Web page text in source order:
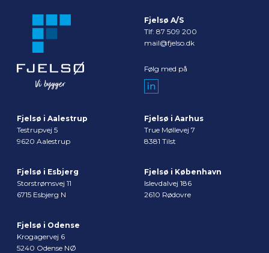
Fjelsø A/S
Tlf: 87 509 200
mail@fjelso.dk
Følg med på
Fjelsø i Aalestrup
Testrupvej 5
9620 Aalestrup
Fjelsø i Aarhus
True Møllevej 7
8381 Tilst
Fjelsø i Esbjerg
Storstrømsvej 11
6715 Esbjerg N
Fjelsø i København
Islevdalvej 186
2610 Rødovre
Fjelsø i Odense
Krogagervej 6
5240 Odense NØ